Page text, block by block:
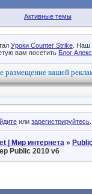
Активные темы
Уроки Counter Strike. Наш
вам посетить Блог
размещение вашей
илизарегистрируйтесь.
| Мир интернета »
Public 2010 v6